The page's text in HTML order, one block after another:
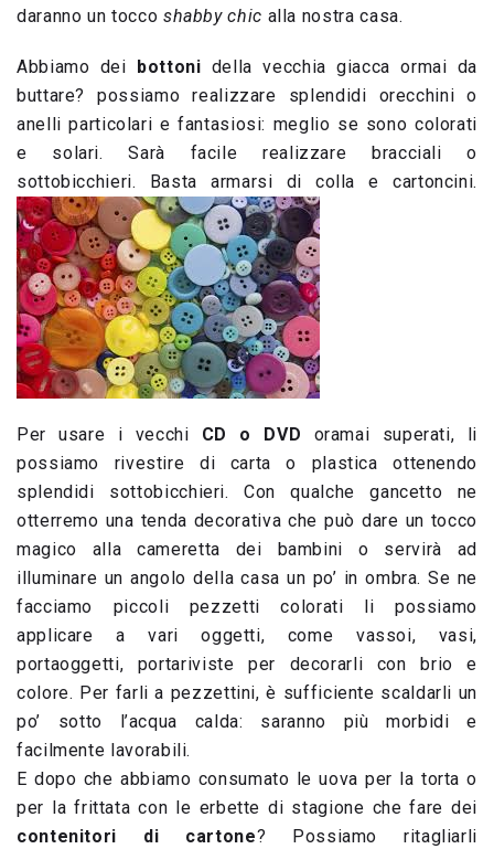
daranno un tocco shabby chic alla nostra casa.
Abbiamo dei bottoni della vecchia giacca ormai da
buttare? possiamo realizzare splendidi orecchini o
anelli particolari e fantasiosi: meglio se sono colorati
e solari. Sarà facile realizzare bracciali o
sottobicchieri. Basta armarsi di colla e cartoncini.
Per usare i vecchi CD o DVD oramai superati, li
possiamo rivestire di carta o plastica ottenendo
splendidi sottobicchieri. Con qualche gancetto ne
otterremo una tenda decorativa che può dare un tocco
magico alla cameretta dei bambini o servirà ad
illuminare un angolo della casa un po’ in ombra. Se ne
facciamo piccoli pezzetti colorati li possiamo
applicare a vari oggetti, come vassoi, vasi,
portaoggetti, portariviste per decorarli con brio e
colore. Per farli a pezzettini, è sufficiente scaldarli un
po’ sotto l’acqua calda: saranno più morbidi e
facilmente lavorabili.
E dopo che abbiamo consumato le uova per la torta o
per la frittata con le erbette di stagione che fare dei
contenitori
di cartone? Possiamo ritagliarli